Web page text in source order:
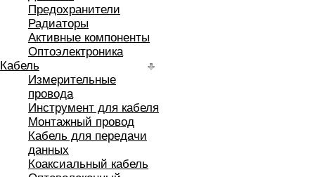
Предохранители
Радиаторы
Активные компоненты
Оптоэлектроника
Кабель
Измерительные
провода
Инструмент для кабеля
Монтажный провод
Кабель для передачи
данных
Коаксиальный кабель